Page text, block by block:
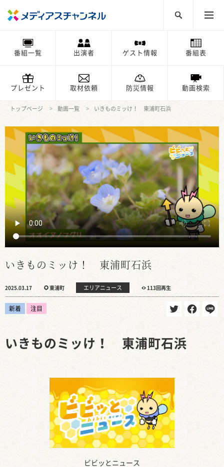
番組一覧 出演者 ゲスト情報 番組表
プレゼント 取材依頼 防災情報 動画検索
トップページ 動画一覧 いきものミッけ！ 東浦町石浜
いきものミッけ！ 東浦町石浜
2025.03.17 東浦町 エリアニュース 113回再生
新着 注目
ビビッとニュース
いきものミッけ！ 東浦町石浜